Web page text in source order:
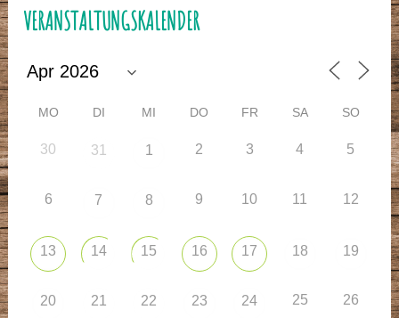
VERANSTALTUNGSKALENDER
MO DI MI DO FR SA SO
30 31 1 2 3 4 5
6 7 8 9 10 11 12
13 14 15 16 17 18 19
20 21 22 23 24 25 26